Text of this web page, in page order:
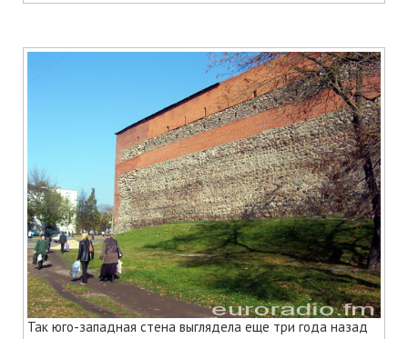
Так юго-западная стена выглядела еще три года назад